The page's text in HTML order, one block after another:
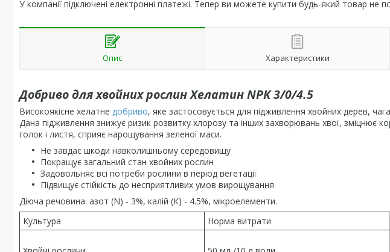
У компанії підключені електронні платежі. Тепер ви можете купити будь-який товар не
Опис Характеристики
Добриво для хвойних рослин Хелатин NPK 3/0/4.5
Високоякісне хелатне добриво, яке застосовується для підживлення хвойних дерев,
Дана підживлення знижує ризик розвитку хлорозу та інших захворювань хвої, зміцнює
голок і листя, сприяє нарощування зеленої маси.
Не завдає шкоди навколишньому середовищу
Покращує загальний стан хвойних рослин
Задовольняє всі потреби рослини в період вегетації
Підвищує стійкість до несприятливих умов вирощування
Діюча речовина: азот (N) - 3%, калій (К) - 4.5%, мікроелементи.
Культура
Норма витрати